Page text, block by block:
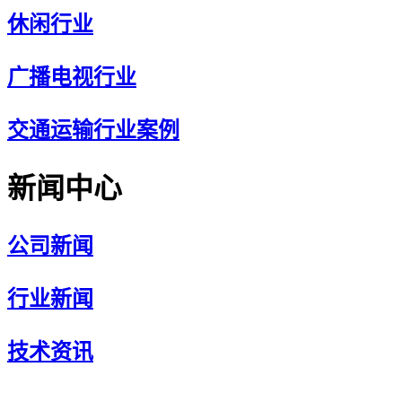
休闲行业
广播电视行业
交通运输行业案例
新闻中心
公司新闻
行业新闻
技术资讯